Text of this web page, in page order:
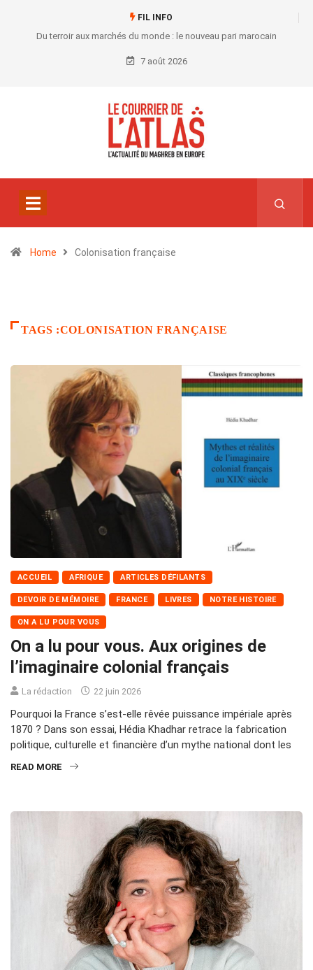
FIL INFO
Du terroir aux marchés du monde : le nouveau pari marocain
7 août 2026
Home Colonisation française
TAGS :COLONISATION FRANÇAISE
ACCUEIL AFRIQUE ARTICLES DÉFILANTS
DEVOIR DE MÉMOIRE FRANCE LIVRES NOTRE HISTOIRE
ON A LU POUR VOUS
On a lu pour vous. Aux origines de
l’imaginaire colonial français
La rédaction 22 juin 2026
Pourquoi la France s’est-elle rêvée puissance impériale après
1870 ? Dans son essai, Hédia Khadhar retrace la fabrication
politique, culturelle et financière d’un mythe national dont les
READ MORE